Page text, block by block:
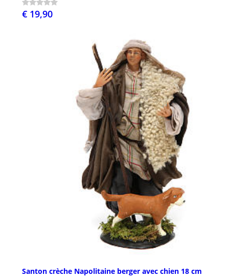
€ 19,90
Santon crèche Napolitaine berger avec chien 18 cm